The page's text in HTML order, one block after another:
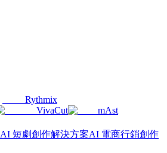
Rythmix
VivaCut
mAst
AI 短劇創作解決方案AI 電商行銷創作